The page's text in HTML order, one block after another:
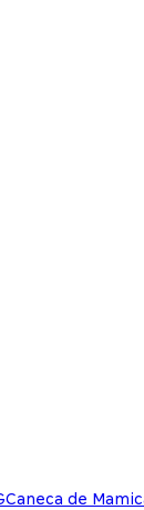
Caneca de